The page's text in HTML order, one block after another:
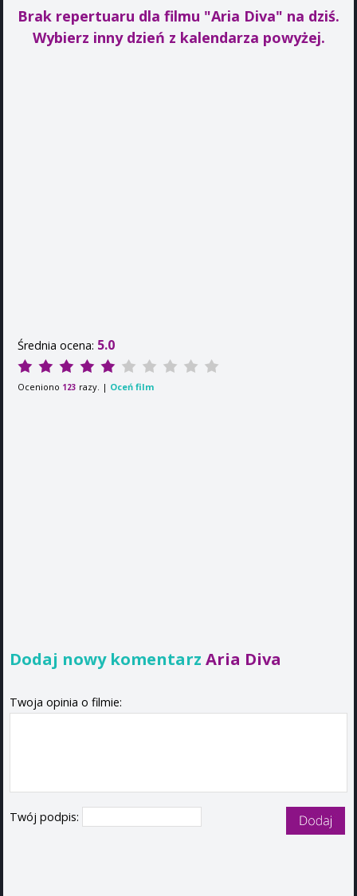
Brak repertuaru dla filmu "Aria Diva" na dziś.
Wybierz inny dzień z kalendarza powyżej.
Średnia ocena: 5.0
Oceniono 123 razy. | Oceń film
Dodaj nowy komentarz Aria Diva
Twoja opinia o filmie:
Twój podpis: